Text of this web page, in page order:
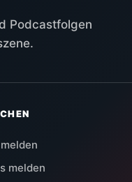
Podcastfolgen
melden